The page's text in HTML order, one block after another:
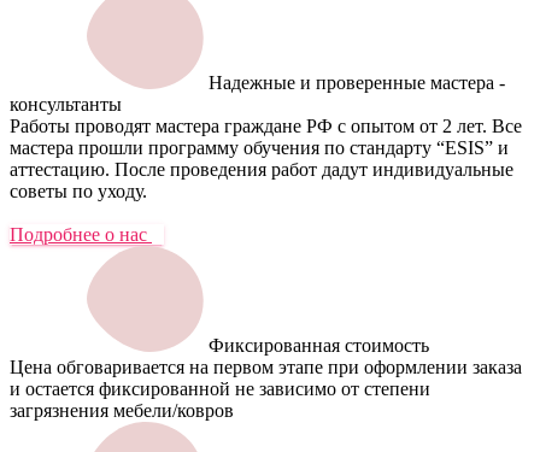
Надежные и проверенные мастера -
консультанты
Работы проводят мастера граждане РФ с опытом от 2 лет. Все
мастера прошли программу обучения по стандарту “ESIS” и
аттестацию. После проведения работ дадут индивидуальные
советы по уходу.
Подробнее о нас
Фиксированная стоимость
Цена обговаривается на первом этапе при оформлении заказа
и остается фиксированной не зависимо от степени
загрязнения мебели/ковров